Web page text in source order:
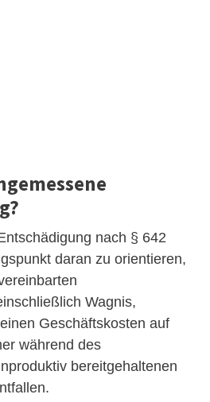
nach § 642
daran zu orientieren,
Wagnis,
Geschäftskosten auf
während des
bereitgehaltenen